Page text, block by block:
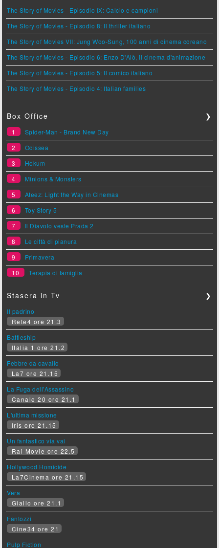
The Story of Movies - Episodio IX: Calcio e campioni
The Story of Movies - Episodio 8: Il thriller italiano
The Story of Movies VII: Jung Woo-Sung, 100 anni di cinema coreano
The Story of Movies - Episodio 6: Enzo D'Alò, il cinema d'animazione
The Story of Movies - Episodio 5: Il comico italiano
The Story of Movies - Episodio 4: Italian families
Box Office ❯
1
Spider-Man - Brand New Day
2
Odissea
3
Hokum
4
Minions & Monsters
5
Ateez: Light the Way in Cinemas
6
Toy Story 5
7
Il Diavolo veste Prada 2
8
Le città di pianura
9
Primavera
10
Terapia di famiglia
Stasera in Tv ❯
Il padrino
Rete4 ore 21.3
Battleship
Italia 1 ore 21.2
Febbre da cavallo
La7 ore 21.15
La Fuga dell'Assassino
Canale 20 ore 21.1
L'ultima missione
Iris ore 21.15
Un fantastico via vai
Rai Movie ore 22.5
Hollywood Homicide
La7Cinema ore 21.15
Vera
Giallo ore 21.1
Fantozzi
Cine34 ore 21
Pulp Fiction